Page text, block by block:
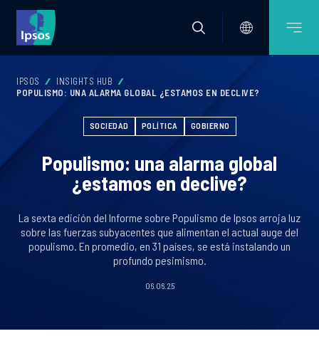
IPSOS
INSIGHTS HUB
POPULISMO: UNA ALARMA GLOBAL ¿ESTAMOS EN DECLIVE?
SOCIEDAD POLÍTICA GOBIERNO
Populismo: una alarma global
¿estamos en declive?
La sexta edición del Informe sobre Populismo de Ipsos arroja luz
sobre las fuerzas subyacentes que alimentan el actual auge del
populismo. En promedio, en 31 países, se está instalando un
profundo pesimismo.
06.06.25